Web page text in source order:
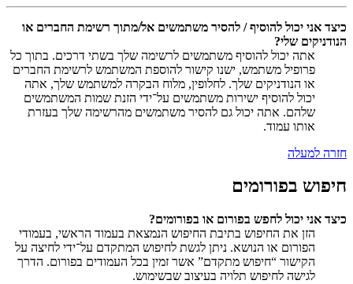
כיצד אני יכול להוסיף / להסיר משתמשים אל/מתוך רשימת החברים או
הנודניקים שלי?
אתה יכול להוסיף משתמשים לרשימה שלך בשתי דרכים. בתוך כל
פרופיל משתמש, ישנו קישור להוספת המשתמש לרשימת החברים
או הנודניקים שלך. לחלופין, מלוח הבקרה למשתמש שלך, אתה
יכול להוסיף ישירות משתמשים על־ידי הזנת שמות המשתמשים
שלהם. אתה יכול גם להסיר משתמשים מהרשימה שלך בעזרת
אותו עמוד.
חזרה למעלה
חיפוש בפורומים
כיצד אני יכול לחפש בפורום או בפורומים?
הזן את החיפוש בתיבת החיפוש הנמצאת בעמוד הראשי, בעמודי
הפורום או הנושא. ניתן לגשת לחיפוש המתקדם על־ידי לחיצה על
הקישור “חיפוש מתקדם” אשר זמין בכל העמודים בפורום. הדרך
לגישה לחיפוש תלויה בעיצוב שבשימוש.